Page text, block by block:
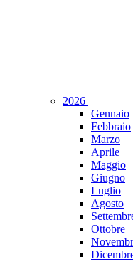
2026
Gennaio
Febbraio
Marzo
Aprile
Maggio
Giugno
Luglio
Agosto
Ottobre